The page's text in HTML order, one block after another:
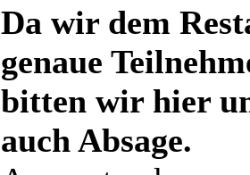
Da wir dem
genaue
bitten wir hier
auch Absage.